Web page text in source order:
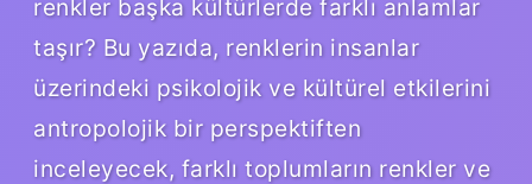
renkler başka kültürlerde farklı anlamlar
taşır? Bu yazıda, renklerin insanlar
üzerindeki psikolojik ve kültürel etkilerini
antropolojik bir perspektiften
inceleyecek, farklı toplumların renkler ve